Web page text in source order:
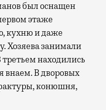
был оснащен
этаже
кухню и даже
Хозяева занимали
третьем находились
внаем. В дворовых
конюшня,